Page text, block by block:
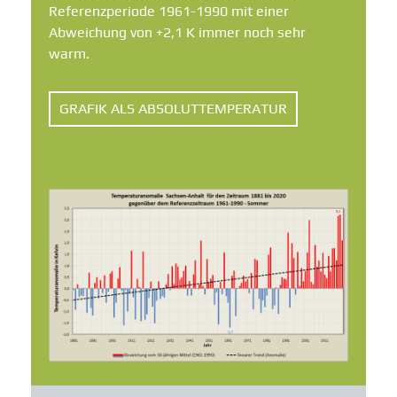
Referenzperiode 1961-1990 mit einer
Abweichung von +2,1 K immer noch sehr
warm.
GRAFIK ALS ABSOLUTTEMPERATUR